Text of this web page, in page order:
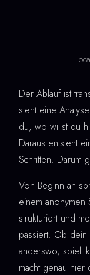
Der Ablauf ist
steht eine
du, wo willst du
Daraus entsteht
Schritten. Darum
Von Beginn an
einem anonymen
strukturiert und
passiert. Ob
anderswo, spielt
macht genau hier